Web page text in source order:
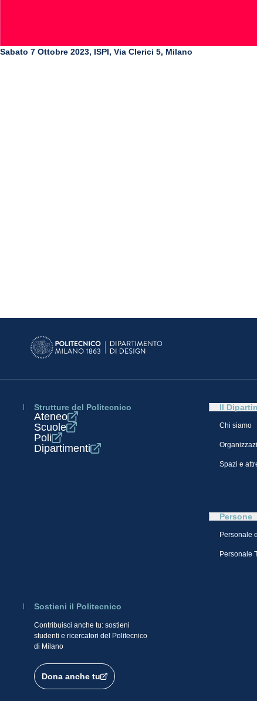
Sabato 7 Ottobre 2023, ISPI, Via Clerici 5, Milano
Strutture del Politecnico
Ateneo
Scuole
Poli
Dipartimenti
Il
Chi siamo
Spazi e
Persone
Personale
Personale
Sostieni il Politecnico
Contribuisci anche tu: sostieni
studenti e ricercatori del Politecnico
di Milano
Dona anche tu